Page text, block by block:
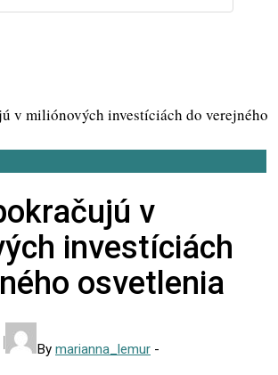
v
investíciách
osvetlenia
By marianna_lemur -